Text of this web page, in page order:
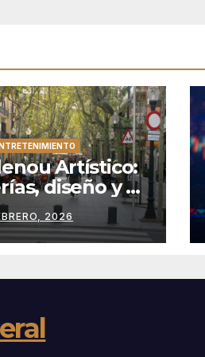
Artístico:
diseño y el
catalán
2026